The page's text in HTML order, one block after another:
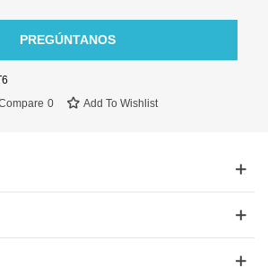
PREGÚNTANOS
0 Add To Wishlist